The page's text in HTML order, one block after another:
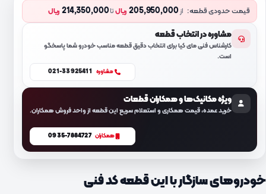
قیمت حدودی قطعه: از205,950,000 ریالتا214,350,000 ریال
مشاوره در انتخاب قطعه
کارشناس فنی مای کیا برای انتخاب دقیق قطعه مناسب خودرو شما پاسخگو
است.
مشاوره 021-33925411
ویژه مکانیک‌ها و همکاران قطعات
خرید عمده، قیمت همکاری و استعلام سریع این قطعه از واحد فروش همکاران.
همکاران 0935-7884727
خودروهای سازگار با این قطعه کد فنی